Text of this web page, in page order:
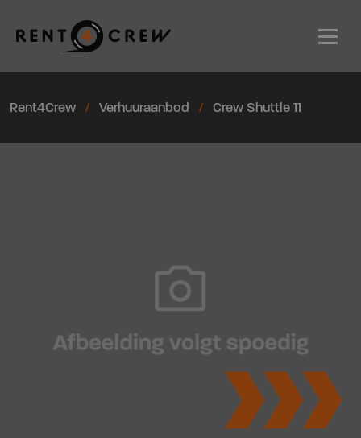
Rent4Crew Verhuuraanbod Crew Shuttle 11